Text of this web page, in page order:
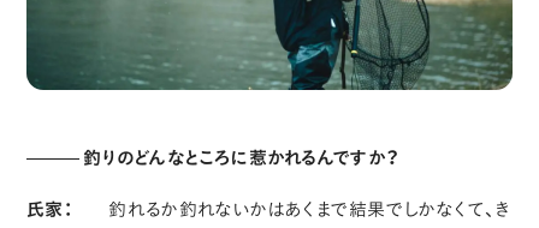
釣りのどんなところに惹かれるんですか？
氏家：
釣れるか釣れないかはあくまで結果でしかなくて、き